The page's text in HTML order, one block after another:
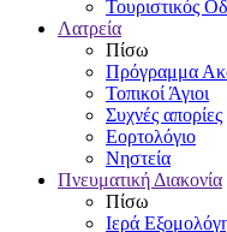
Τουριστικός
Λατρεία
Πίσω
Πρόγραμμα
Τοπικοί Άγιοι
Συχνές απορίες
Εορτολόγιο
Νηστεία
Πνευματική Διακονία
Πίσω
Ιερά